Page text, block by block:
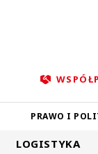
PRAWO I
LOGISTYKA